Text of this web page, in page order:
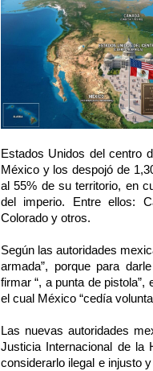
Estados Unidos del centro
México y los despojó de
al 55% de su territorio, en
del imperio. Entre ellos:
Colorado y otros.
Según las autoridades
armada”, porque para
firmar “, a punta de
el cual México “cedía
Las nuevas autoridades
Justicia Internacional de la
considerarlo ilegal e injusto